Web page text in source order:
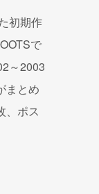
初期作
で
～2003
まとめ
、ポス